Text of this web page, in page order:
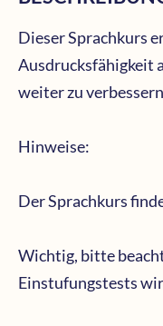
Dieser Sprachkurs
Ausdrucksfähigkeit
weiter zu
Hinweise:
Der Sprachkurs
Wichtig, bitte
Einstufungstests